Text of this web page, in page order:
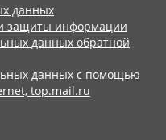
данных
защиты информации
данных обратной
данных с помощью
top.mail.ru